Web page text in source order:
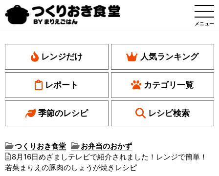
メニュー
レンジだけ 人気ランキング
レポート カテゴリ一覧
季節のレシピ レシピ検索
つくりおき食堂
お弁当のおかず
8月16日めざましテレビで紹介されました！レンジで簡単！
若菜まりえの豚肉のしょうが焼きレシピ